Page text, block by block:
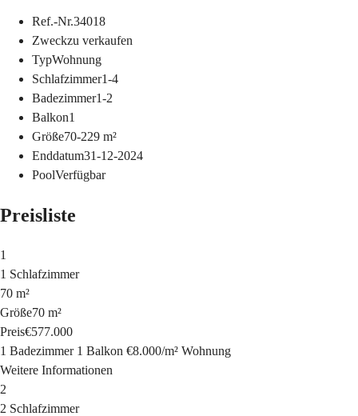
Ref.-Nr.34018
Zweckzu verkaufen
TypWohnung
Schlafzimmer1-4
Badezimmer1-2
Balkon1
Größe70-229 m²
Enddatum31-12-2024
PoolVerfügbar
Preisliste
1
1 Schlafzimmer
70 m²
Größe70 m²
Preis€577.000
1 Badezimmer 1 Balkon €8.000/m² Wohnung
Weitere Informationen
2
2 Schlafzimmer